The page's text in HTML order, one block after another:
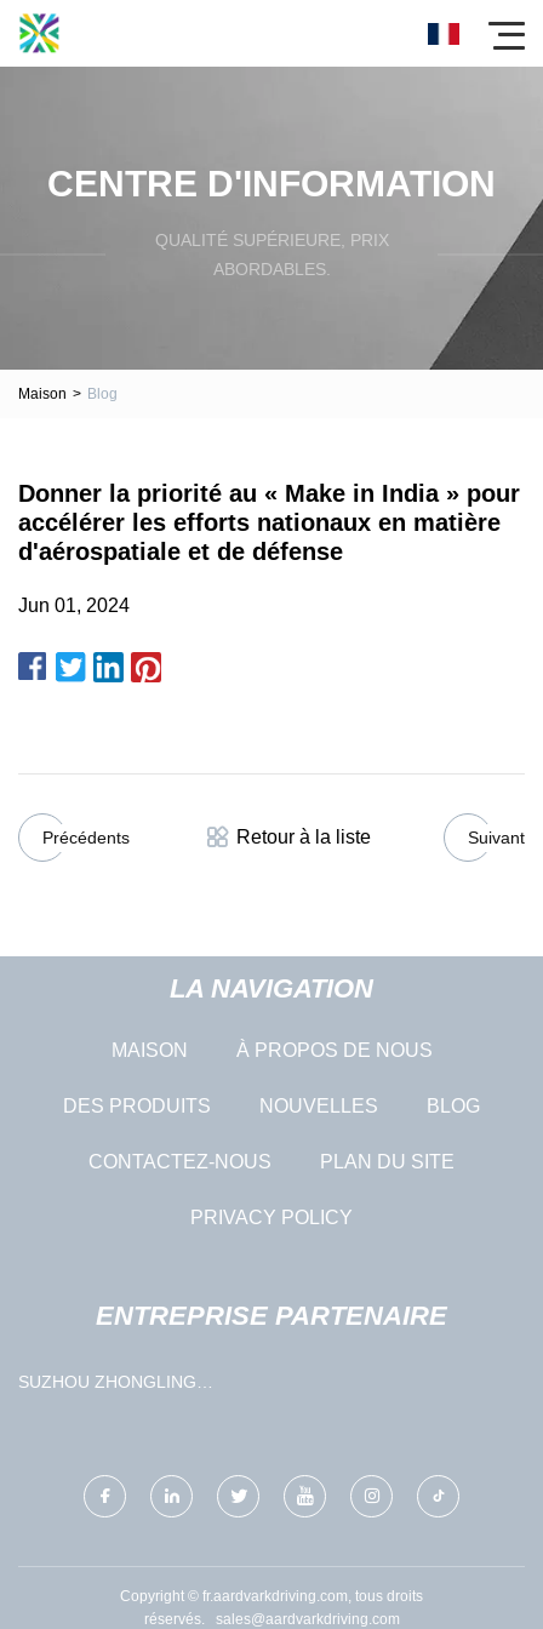
CENTRE D'INFORMATION
QUALITÉ SUPÉRIEURE, PRIX
ABORDABLES.
Maison > Blog
Donner la priorité au « Make in India » pour
accélérer les efforts nationaux en matière
d'aérospatiale et de défense
Jun 01, 2024
Précédents Retour à la liste Suivant
LA NAVIGATION
MAISON À PROPOS DE NOUS
DES PRODUITS NOUVELLES BLOG
CONTACTEZ-NOUS PLAN DU SITE
PRIVACY POLICY
ENTREPRISE PARTENAIRE
SUZHOU ZHONGLING
Copyright © fr.aardvarkdriving.com, tous droits
réservés. sales@aardvarkdriving.com